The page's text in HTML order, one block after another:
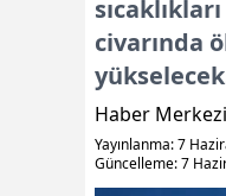
civarında
Haber Merkezi
Yayınlanma: 7
Güncelleme: 7